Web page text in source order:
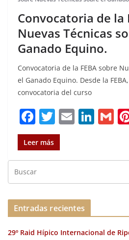
Convocatoria de la
Nuevas Técnicas
Ganado Equino.
Convocatoria de la FEBA sobre
el Ganado Equino. Desde la
convocatoria del curso
F
a
c
e
b
o
o
k
T
w
it
te
r
E
l
Li
e
dI
G
l
Leer más
Entradas recientes
29º Raid Hípico Internacional de